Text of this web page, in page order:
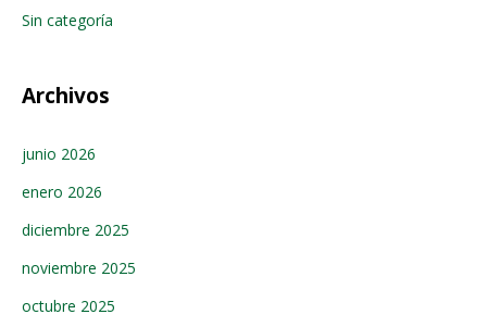
Sin categoría
Archivos
junio 2026
enero 2026
diciembre 2025
noviembre 2025
octubre 2025